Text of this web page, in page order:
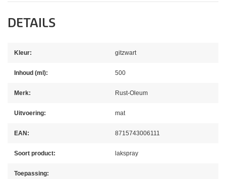
DETAILS
Kleur: gitzwart
Inhoud (ml): 500
Merk: Rust-Oleum
Uitvoering: mat
EAN: 8715743006111
Soort product: lakspray
Toepassing: